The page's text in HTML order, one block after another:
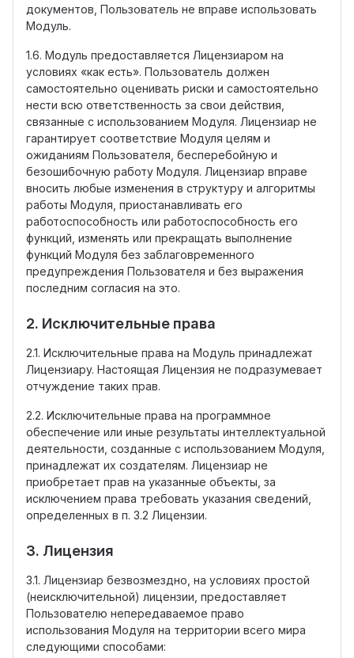
документов, Пользователь не вправе использовать
Модуль.
1.6. Модуль предоставляется Лицензиаром на
условиях «как есть». Пользователь должен
самостоятельно оценивать риски и самостоятельно
нести всю ответственность за свои действия,
связанные с использованием Модуля. Лицензиар не
гарантирует соответствие Модуля целям и
ожиданиям Пользователя, бесперебойную и
безошибочную работу Модуля. Лицензиар вправе
вносить любые изменения в структуру и алгоритмы
работы Модуля, приостанавливать его
работоспособность или работоспособность его
функций, изменять или прекращать выполнение
функций Модуля без заблаговременного
предупреждения Пользователя и без выражения
последним согласия на это.
2. Исключительные права
2.1. Исключительные права на Модуль принадлежат
Лицензиару. Настоящая Лицензия не подразумевает
отчуждение таких прав.
2.2. Исключительные права на программное
обеспечение или иные результаты интеллектуальной
деятельности, созданные с использованием Модуля,
принадлежат их создателям. Лицензиар не
приобретает прав на указанные объекты, за
исключением права требовать указания сведений,
определенных в п. 3.2 Лицензии.
3. Лицензия
3.1. Лицензиар безвозмездно, на условиях простой
(неисключительной) лицензии, предоставляет
Пользователю непередаваемое право
использования Модуля на территории всего мира
следующими способами: